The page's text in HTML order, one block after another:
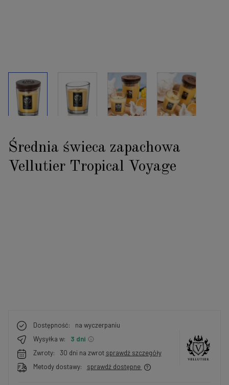
Średnia świeca zapachowa
Vellutier Tropical Voyage
Dostępność:
na wyczerpaniu
Wysyłka w:
3 dni
Zwroty:
30 dni na zwrot sprawdź szczegóły
Metody dostawy:
sprawdź dostępne